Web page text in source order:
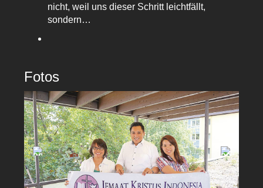
nicht, weil uns dieser Schritt leichtfällt,
sondern…
Fotos